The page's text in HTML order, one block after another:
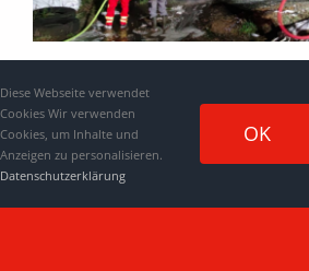
Diese Webseite verwendet
Cookies Wir verwenden
Cookies, um Inhalte und
Anzeigen zu personalisieren.
Datenschutzerklärung
OK